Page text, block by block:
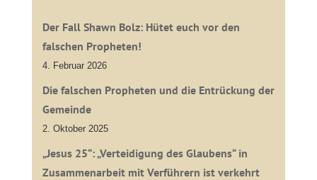
Der Fall Shawn Bolz: Hütet euch vor den
falschen Propheten!
4. Februar 2026
Die falschen Propheten und die Entrückung der
Gemeinde
2. Oktober 2025
„Jesus 25“: „Verteidigung des Glaubens“ in
Zusammenarbeit mit Verführern ist verkehrt